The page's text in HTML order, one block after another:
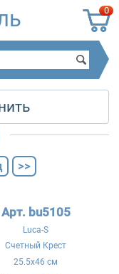
0
>>
Арт. bu5105
Luca-S
Счетный Крест
25.5x46 см